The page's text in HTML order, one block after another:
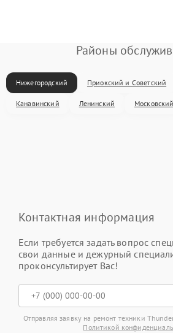
Районы
Нижегородский Приокский и Советский
Канавинский Ленинский Московский
Контактная информация
Если требуется задать вопрос
свои данные и дежурный
проконсультирует Вас!
Отправляя заявку на ремонт техники
Политикой